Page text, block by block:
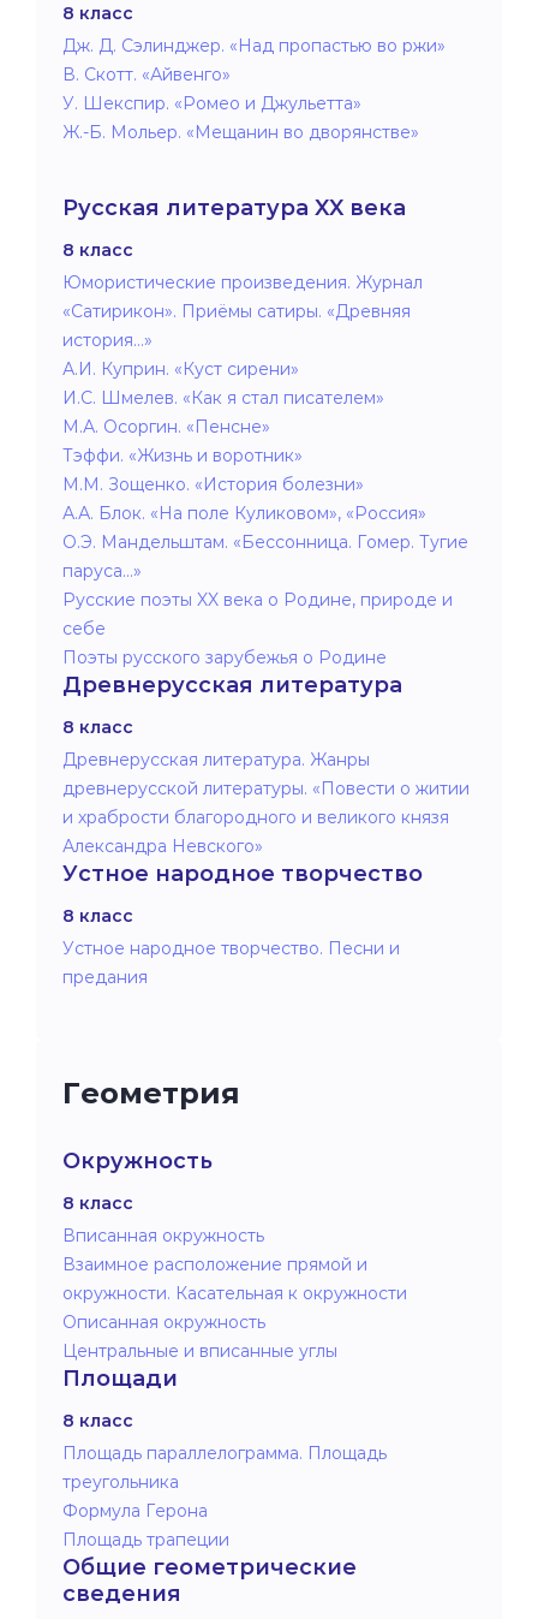
8 класс
Дж. Д. Сэлинджер. «Над пропастью во ржи»
В. Скотт. «Айвенго»
У. Шекспир. «Ромео и Джульетта»
Ж.-Б. Мольер. «Мещанин во дворянстве»
Русская литература XX века
8 класс
Юмористические произведения. Журнал
«Сатирикон». Приёмы сатиры. «Древняя
история…»
А.И. Куприн. «Куст сирени»
И.С. Шмелев. «Как я стал писателем»
М.А. Осоргин. «Пенсне»
Тэффи. «Жизнь и воротник»
М.М. Зощенко. «История болезни»
А.А. Блок. «На поле Куликовом», «Россия»
О.Э. Мандельштам. «Бессонница. Гомер. Тугие
паруса…»
Русские поэты XX века о Родине, природе и
себе
Поэты русского зарубежья о Родине
Древнерусская литература
8 класс
Древнерусская литература. Жанры
древнерусской литературы. «Повести о житии
и храбрости благородного и великого князя
Александра Невского»
Устное народное творчество
8 класс
Устное народное творчество. Песни и
предания
Геометрия
Окружность
8 класс
Вписанная окружность
Взаимное расположение прямой и
окружности. Касательная к окружности
Описанная окружность
Центральные и вписанные углы
Площади
8 класс
Площадь параллелограмма. Площадь
треугольника
Формула Герона
Площадь трапеции
Общие геометрические
сведения